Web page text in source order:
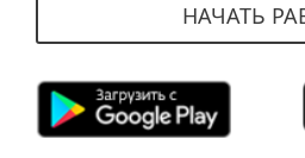
НАЧАТЬ